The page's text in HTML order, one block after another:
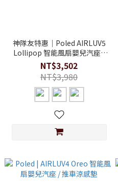
神隊友特惠｜Poled AIRLUV5
Lollipop 智能風扇嬰兒汽座 /
推車涼感墊
NT$3,502
NT$3,980